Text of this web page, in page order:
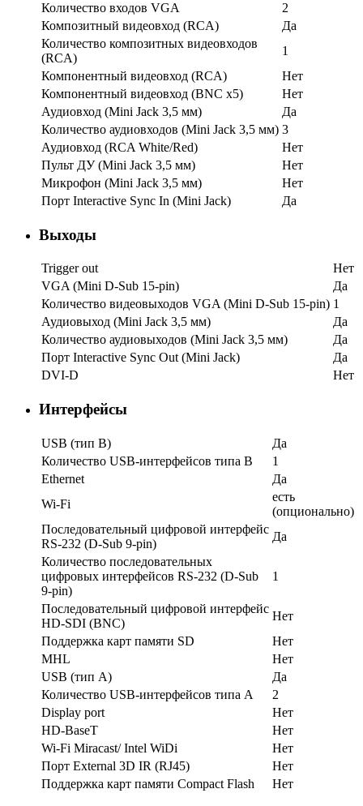
Количество входов VGA
2
Композитный видеовход (RCA)
Да
Количество композитных видеовходов
(RCA)
1
Компонентный видеовход (RCA)
Нет
Компонентный видеовход (BNC x5)
Нет
Аудиовход (Mini Jack 3,5 мм)
Да
Количество аудиовходов (Mini Jack 3,5 мм) 3
Аудиовход (RCA White/Red)
Нет
Пульт ДУ (Mini Jack 3,5 мм)
Нет
Микрофон (Mini Jack 3,5 мм)
Нет
Порт Interactive Sync In (Mini Jack)
Да
Выходы
Trigger out
Нет
VGA (Mini D-Sub 15-pin)
Да
Количество видеовыходов VGA (Mini D-Sub 15-pin) 1
Аудиовыход (Mini Jack 3,5 мм)
Да
Количество аудиовыходов (Mini Jack 3,5 мм)
Да
Порт Interactive Sync Out (Mini Jack)
Да
DVI-D
Нет
Интерфейсы
USB (тип B)
Да
Количество USB-интерфейсов типа B
1
Ethernet
Да
Wi-Fi
есть
(опционально)
Последовательный цифровой интерфейс
RS-232 (D-Sub 9-pin)
Да
Количество последовательных
цифровых интерфейсов RS-232 (D-Sub
9-pin)
1
Последовательный цифровой интерфейс
HD-SDI (BNC)
Нет
Поддержка карт памяти SD
Нет
MHL
Нет
USB (тип A)
Да
Количество USB-интерфейсов типа A
2
Display port
Нет
HD-BaseT
Нет
Wi-Fi Miracast/ Intel WiDi
Нет
Порт External 3D IR (RJ45)
Нет
Поддержка карт памяти Compact Flash
Нет